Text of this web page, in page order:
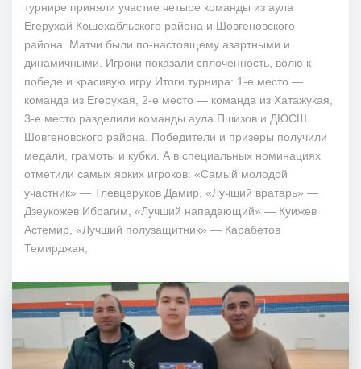
турнире приняли участие четыре команды из аула
Егерухай Кошехабльского района и Шовгеновского
района. Матчи были по-настоящему азартными и
динамичными. Игроки показали сплоченность, волю к
победе и красивую игру Итоги турнира: 1-е место —
команда из Егерухая, 2-е место — команда из Хатажукая,
3-е место разделили команды аула Пшизов и ДЮСШ
Шовгеновского района. Победители и призеры получили
медали, грамоты и кубки. А в специальных номинациях
отметили самых ярких игроков: «Самый молодой
участник» — Тлевцеруков Дамир, «Лучший вратарь» —
Дзеукожев Ибрагим, «Лучший нападающий» — Куижев
Астемир, «Лучший полузащитник» — Карабетов
Темирджан,